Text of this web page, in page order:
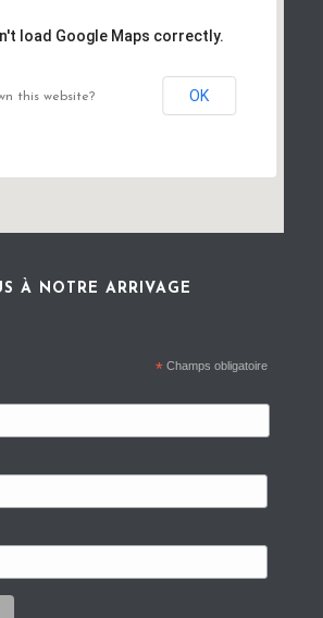
load Google Maps correctly.
this website? OK
À NOTRE ARRIVAGE
* Champs obligatoire